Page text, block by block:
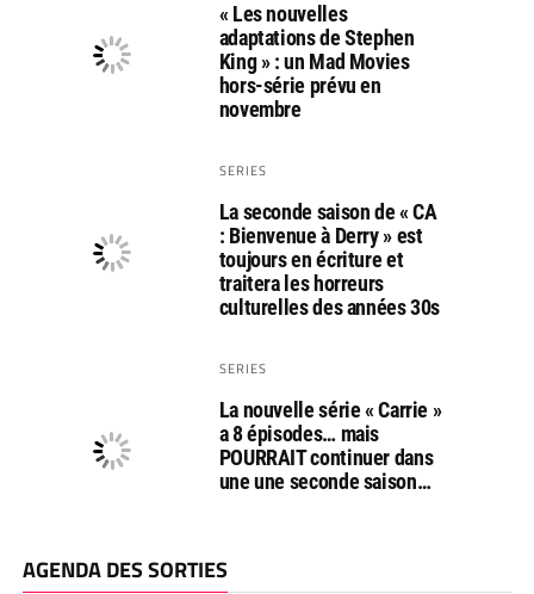
« Les nouvelles
adaptations de Stephen
King » : un Mad Movies
hors-série prévu en
novembre
SERIES
La seconde saison de « CA
: Bienvenue à Derry » est
toujours en écriture et
traitera les horreurs
culturelles des années 30s
SERIES
La nouvelle série « Carrie »
a 8 épisodes… mais
POURRAIT continuer dans
une une seconde saison…
AGENDA DES SORTIES